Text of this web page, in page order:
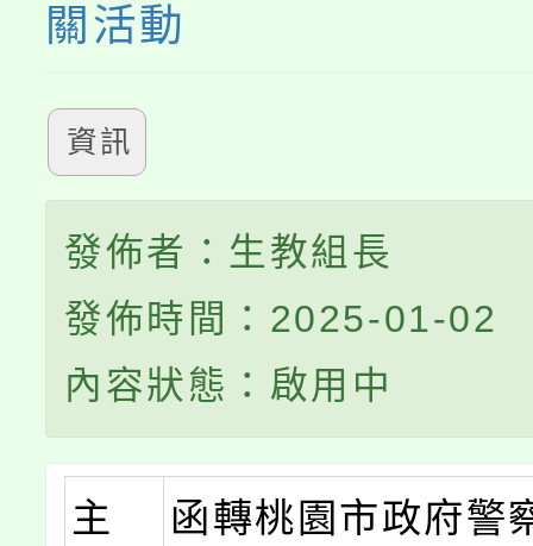
關活動
資訊
發佈者：生教組長
發佈時間：2025-01-02
內容狀態：啟用中
主
函轉桃園市政府警